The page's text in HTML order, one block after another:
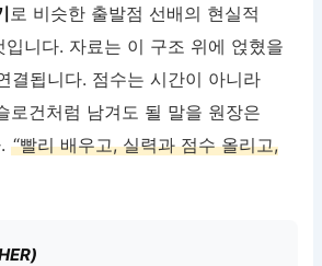
로 비슷한 출발점 선배의 현실적
니다. 자료는 이 구조 위에 얹혔을
결됩니다. 점수는 시간이 아니라
로건처럼 남겨도 될 말을 원장은
.“빨리 배우고, 실력과 점수 올리고,